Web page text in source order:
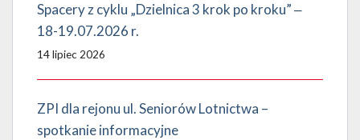
Spacery z cyklu „Dzielnica 3 krok po kroku” ‒
18-19.07.2026 r.
14 lipiec 2026
ZPI dla rejonu ul. Seniorów Lotnictwa –
spotkanie informacyjne